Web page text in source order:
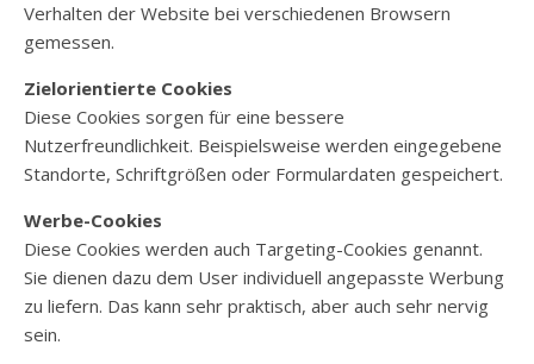
Verhalten der Website bei verschiedenen Browsern
gemessen.
Zielorientierte Cookies
Diese Cookies sorgen für eine bessere
Nutzerfreundlichkeit. Beispielsweise werden eingegebene
Standorte, Schriftgrößen oder Formulardaten gespeichert.
Werbe-Cookies
Diese Cookies werden auch Targeting-Cookies genannt.
Sie dienen dazu dem User individuell angepasste Werbung
zu liefern. Das kann sehr praktisch, aber auch sehr nervig
sein.